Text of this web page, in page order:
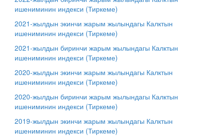
ишениминин индекси (Тиркеме)
2021-жылдын экинчи жарым жылындагы Калктын
ишениминин индекси (Тиркеме)
2021-жылдын биринчи жарым жылындагы Калктын
ишениминин индекси (Тиркеме)
2020-жылдын экинчи жарым жылындагы Калктын
ишениминин индекси (Тиркеме)
2020-жылдын биринчи жарым жылындагы Калктын
ишениминин индекси (Тиркеме)
2019-жылдын экинчи жарым жылындагы Калктын
ишениминин индекси (Тиркеме)